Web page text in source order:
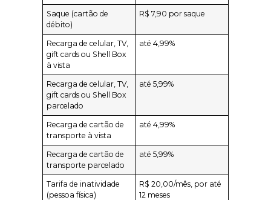
Saque (cartão de
débito)
R$ 7,90 por saque
Recarga de celular, TV,
gift cards ou Shell Box
à vista
até 4,99%
Recarga de celular, TV,
gift cards ou Shell Box
parcelado
até 5,99%
Recarga de cartão de
transporte à vista
até 4,99%
Recarga de cartão de
transporte parcelado
até 5,99%
Tarifa de inatividade
(pessoa física)
R$ 20,00/mês, por até
12 meses